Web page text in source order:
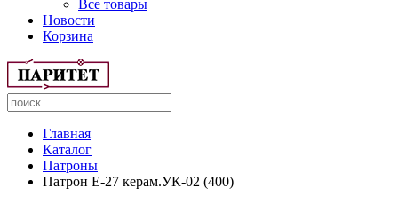
Все товары
Новости
Корзина
Главная
Каталог
Патроны
Патрон Е-27 керам.УК-02 (400)